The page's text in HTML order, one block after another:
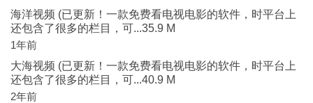
海洋视频 (已更新！一款免费看电视电影的软件，时平台上
还包含了很多的栏目，可...35.9 M
1年前
大海视频 (已更新！一款免费看电视电影的软件，时平台上
还包含了很多的栏目，可...40.9 M
2年前